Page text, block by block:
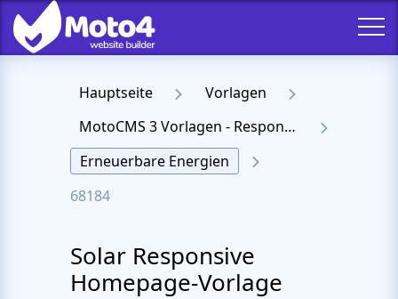
Hauptseite
Vorlagen
MotoCMS 3 Vorlagen - Responsive Templates für Website
Erneuerbare Energien
68184
Solar Responsive
Homepage-Vorlage